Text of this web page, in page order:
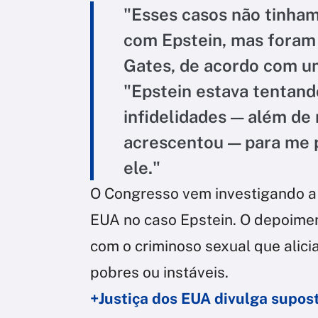
"Esses casos não
com Epstein, mas
Gates, de acordo com
"Epstein estava
infidelidades — além de
acrescentou — para me
ele."
O Congresso vem investigando
EUA no caso Epstein. O
com o criminoso sexual que
pobres ou instáveis.
+Justiça dos EUA divulga